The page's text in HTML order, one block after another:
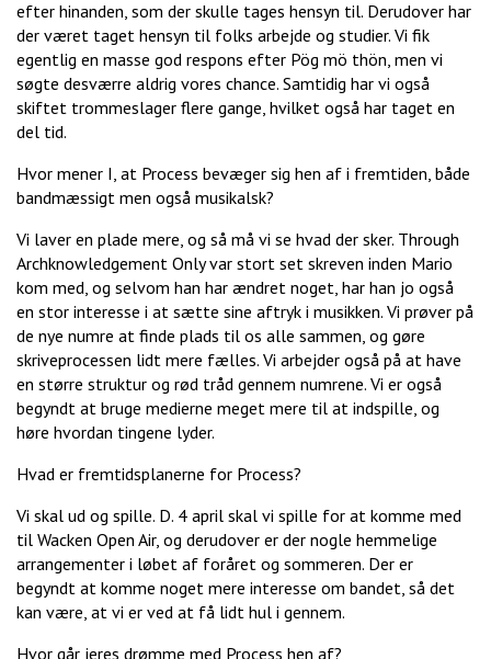
efter hinanden, som der skulle tages hensyn til. Derudover har
der været taget hensyn til folks arbejde og studier. Vi fik
egentlig en masse god respons efter Pög mö thön, men vi
søgte desværre aldrig vores chance. Samtidig har vi også
skiftet trommeslager flere gange, hvilket også har taget en
del tid.
Hvor mener I, at Process bevæger sig hen af i fremtiden, både
bandmæssigt men også musikalsk?
Vi laver en plade mere, og så må vi se hvad der sker. Through
Archknowledgement Only var stort set skreven inden Mario
kom med, og selvom han har ændret noget, har han jo også
en stor interesse i at sætte sine aftryk i musikken. Vi prøver på
de nye numre at finde plads til os alle sammen, og gøre
skriveprocessen lidt mere fælles. Vi arbejder også på at have
en større struktur og rød tråd gennem numrene. Vi er også
begyndt at bruge medierne meget mere til at indspille, og
høre hvordan tingene lyder.
Hvad er fremtidsplanerne for Process?
Vi skal ud og spille. D. 4 april skal vi spille for at komme med
til Wacken Open Air, og derudover er der nogle hemmelige
arrangementer i løbet af foråret og sommeren. Der er
begyndt at komme noget mere interesse om bandet, så det
kan være, at vi er ved at få lidt hul i gennem.
Hvor går jeres drømme med Process hen af?